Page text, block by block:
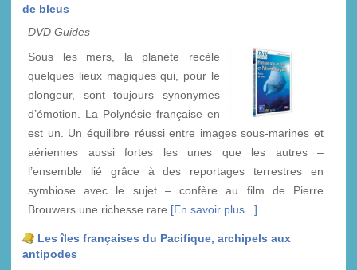
de bleus
DVD Guides
Sous les mers, la planète recèle
quelques lieux magiques qui, pour le
plongeur, sont toujours synonymes
d’émotion. La Polynésie française en
est un. Un équilibre réussi entre images sous-marines et
aériennes aussi fortes les unes que les autres –
l’ensemble lié grâce à des reportages terrestres en
symbiose avec le sujet – confère au film de Pierre
Brouwers une richesse rare [En savoir plus...]
Les îles françaises du Pacifique, archipels aux
antipodes